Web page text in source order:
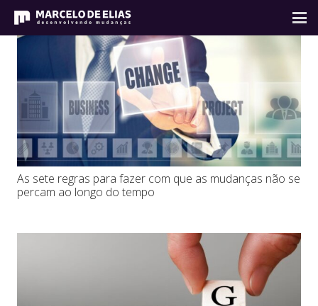
As sete regras para fazer com que as mudanças não se
percam ao longo do tempo